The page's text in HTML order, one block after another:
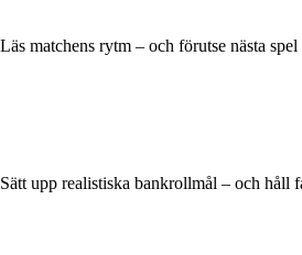
Läs matchens rytm – och förutse nästa
Sätt upp realistiska bankrollmål – och håll